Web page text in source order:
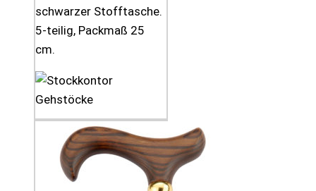
schwarzer Stofftasche.
5-teilig, Packmaß 25
cm.